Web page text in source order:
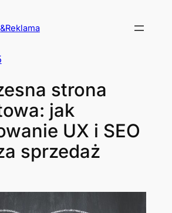
strona
jak
UX i SEO
sprzedaż